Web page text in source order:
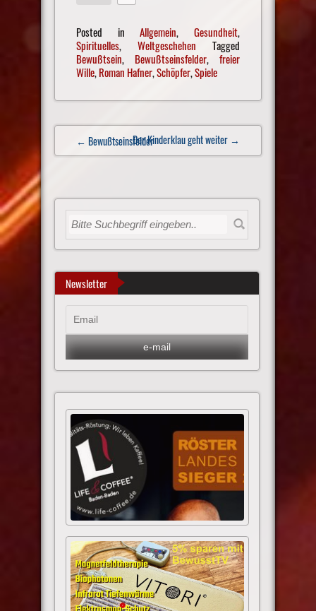
Posted inAllgemein,Gesundheit,
Spirituelles, Weltgeschehen Tagged
Bewußtsein, Bewußtseinsfelder,freier
Wille,Roman Hafner,Schöpfer,Spiele
Post
navigation
← BewußtseinsfelderDer Kinderklau geht weiter →
Newsletter